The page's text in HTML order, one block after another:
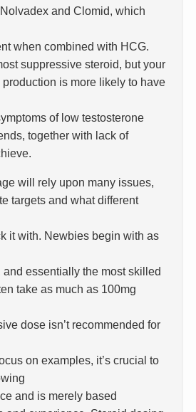
and Clomid, which
when combined with HCG.
suppressive steroid, but your
is more likely to have
of low testosterone
together with lack of
will rely upon many issues,
targets and what different
it with. Newbies begin with as
and essentially the most skilled
take as much as 100mg
dose isn’t recommended for
on examples, it’s crucial to
and is merely based